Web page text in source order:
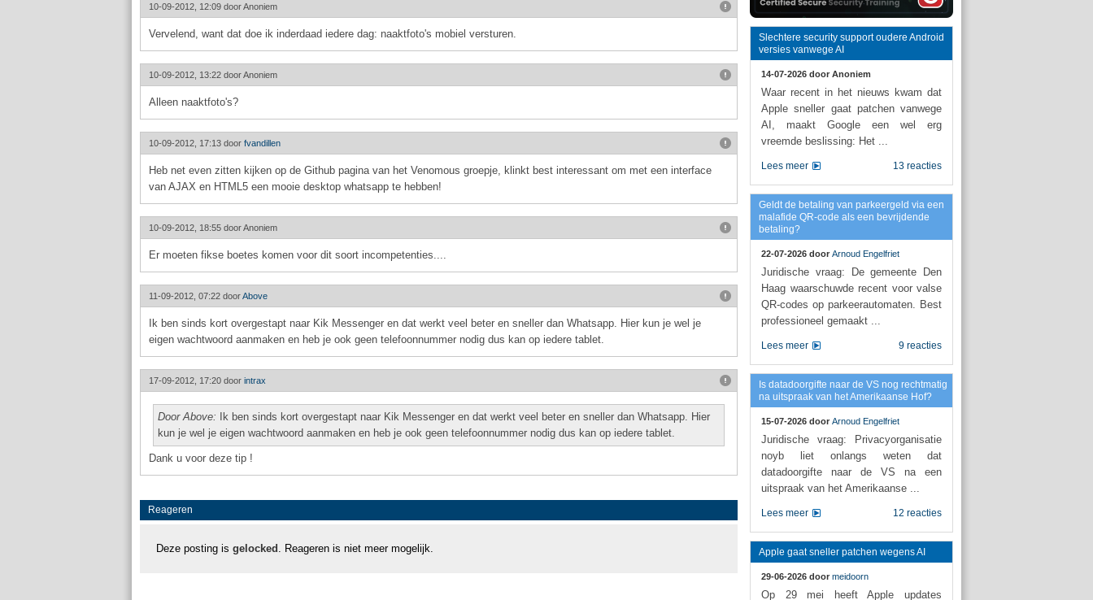
10-09-2012, 12:09 doorAnoniem
Vervelend, want dat doe ik inderdaad iedere dag: naaktfoto's mobiel versturen.
10-09-2012, 13:22 doorAnoniem
Alleen naaktfoto's?
10-09-2012, 17:13 door fvandillen
Heb net even zitten kijken op de Github pagina van het Venomous groepje, klinkt best interessant om met een interface
van AJAX en HTML5 een mooie desktop whatsapp te hebben!
10-09-2012, 18:55 doorAnoniem
Er moeten fikse boetes komen voor dit soort incompetenties....
11-09-2012, 07:22 doorAbove
Ik ben sinds kort overgestapt naar Kik Messenger en dat werkt veel beter en sneller dan Whatsapp. Hier kun je wel je
eigen wachtwoord aanmaken en heb je ook geen telefoonnummer nodig dus kan op iedere tablet.
17-09-2012, 17:20 door intrax
Door Above:
Ik ben sinds kort overgestapt naar Kik Messenger en dat werkt veel beter en sneller dan Whatsapp. Hier
kun je wel je eigen wachtwoord aanmaken en heb je ook geen telefoonnummer nodig dus kan op iedere tablet.
Dank u voor deze tip !
Reageren
Deze posting is gelocked . Reageren is niet meer mogelijk.
Slechtere security support oudere Android
versies vanwege AI
14-07-2026 door Anoniem
Waar recent in het nieuws kwam dat
Apple sneller gaat patchen vanwege
AI, maakt Google een wel erg
vreemde beslissing: Het ...
13 reacties
Lees meer
Geldt de betaling van parkeergeld via een
malafide QR-code als een bevrijdende
betaling?
22-07-2026 door Arnoud Engelfriet
Juridische vraag: De gemeente Den
Haag waarschuwde recent voor valse
QR-codes op parkeerautomaten. Best
professioneel gemaakt ...
9 reacties
Lees meer
Is datadoorgifte naar de VS nog rechtmatig
na uitspraak van het Amerikaanse Hof?
15-07-2026 door Arnoud Engelfriet
Juridische vraag: Privacyorganisatie
noyb liet onlangs weten dat
datadoorgifte naar de VS na een
uitspraak van het Amerikaanse ...
12 reacties
Lees meer
Apple gaat sneller patchen wegens AI
29-06-2026 door meidoorn
Op 29 mei heeft Apple updates